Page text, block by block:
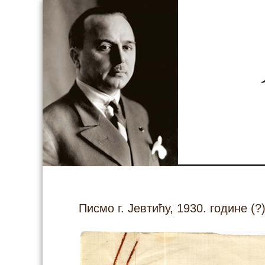
Писмо г. Јевтићу, 1930. године (?)